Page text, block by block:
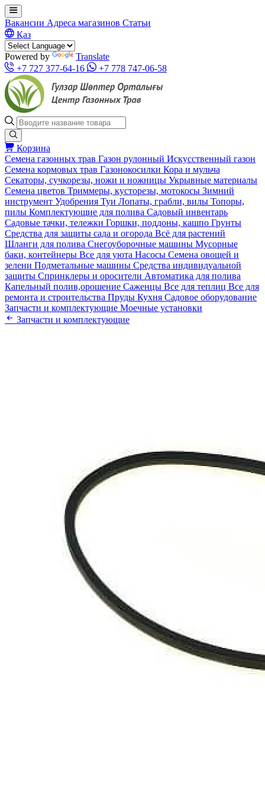
Вакансии Адреса магазинов Статьи
Қаз
Powered by
Translate
+7 727 377-64-16
+7 778 747-06-58
Корзина
Семена газонных трав Газон рулонный Искусственный газон
Семена кормовых трав Газонокосилки Кора и мульча
Секаторы, сучкорезы, ножи и ножницы Укрывные материалы
Семена цветов Триммеры, кусторезы, мотокосы Зимний
инструмент Удобрения Туи Лопаты, грабли, вилы Топоры,
пилы Комплектующие для полива Садовый инвентарь
Садовые тачки, тележки Горшки, поддоны, кашпо Грунты
Средства для защиты сада и огорода Всё для растений
Шланги для полива Снегоуборочные машины Мусорные
баки, контейнеры Все для уюта Насосы Семена овощей и
зелени Подметальные машины Средства индивидуальной
защиты Спринклеры и оросители Автоматика для полива
Капельный полив,орошение Саженцы Все для теплиц Все для
ремонта и строительства Пруды Кухня Садовое оборудование
Запчасти и комплектующие Моечные установки
Запчасти и комплектующие